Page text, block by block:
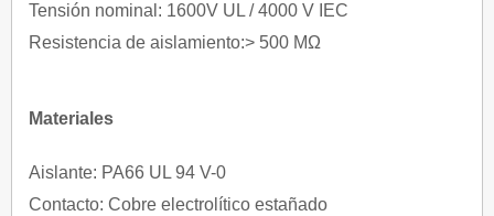
Tensión nominal: 1600V UL / 4000 V IEC
Resistencia de aislamiento:> 500 MΩ
Materiales
Aislante: PA66 UL 94 V-0
Contacto: Cobre electrolítico estañado